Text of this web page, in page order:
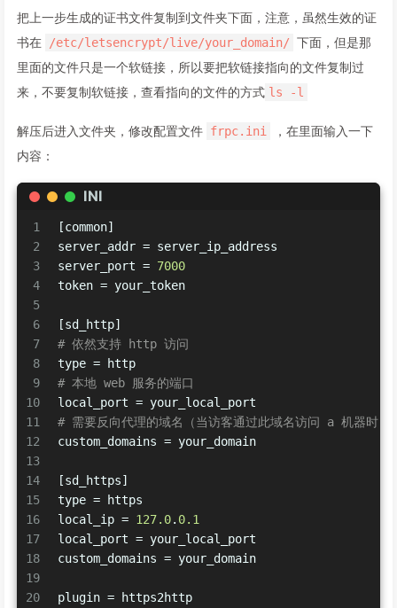
把上一步生成的证书文件复制到文件夹下面，注意，虽然生效的证
书在 /etc/letsencrypt/live/your_domain/ 下面，但是那
里面的文件只是一个软链接，所以要把软链接指向的文件复制过
来，不要复制软链接，查看指向的文件的方式 ls -l
解压后进入文件夹，修改配置文件 frpc.ini
，在里面输入一下
内容：
INI
1
2
3
4
5
6
7
8
9
10
11
12
13
14
15
16
17
18
19
20
[common]
server_addr = server_ip_address
server_port = 7000
token = your_token
[sd_http]
# 依然支持 http 访问
type = http
# 本地 web 服务的端口
local_port = your_local_port
# 需要反向代理的域名（当访客通过此域名访问 a 机器时
custom_domains = your_domain
[sd_https]
type = https
local_ip = 127.0. 0.1
local_port = your_local_port
custom_domains = your_domain
plugin = https2http